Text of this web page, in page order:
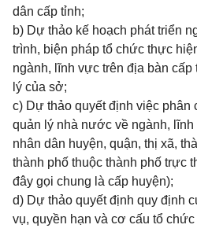
dân cấp tỉnh;
b) Dự thảo kế hoạch phát triển
trình, biện pháp tổ chức thực
ngành, lĩnh vực trên địa bàn cấp
lý của sở;
c) Dự thảo quyết định việc phân
quản lý nhà nước về ngành,
nhân dân huyện, quận, thị xã,
thành phố thuộc thành phố trực
đây gọi chung là cấp huyện);
d) Dự thảo quyết định quy định
vụ, quyền hạn và cơ cấu tổ